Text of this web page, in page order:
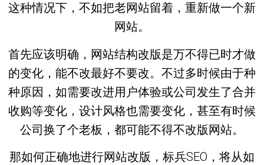
这种情况下，不如把老网站留着，重新做一个新
网站。
首先应该明确，网站结构改版是万不得已时才做
的变化，能不改最好不要改。不过多时候由于种
种原因，如需要改进用户体验或公司发生了合并
收购等变化，设计风格也需要变化，甚至有时候
公司换了个老板，都可能不得不改版网站。
那如何正确地进行网站改版，标兵SEO，将从如